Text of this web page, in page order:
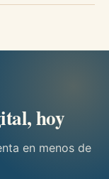
hoy
en menos de